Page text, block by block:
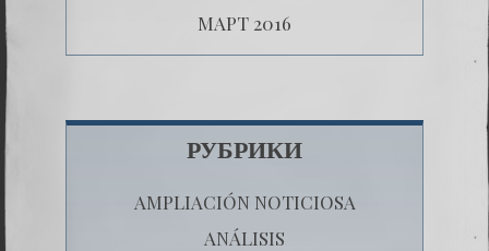
МАРТ 2016
РУБРИКИ
AMPLIACIÓN NOTICIOSA
ANÁLISIS